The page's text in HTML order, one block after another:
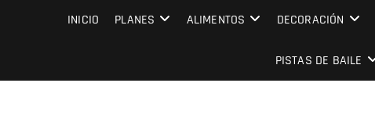
FOTOS GRUPO EMPRESARIAL EVENTO CAPITAL
INICIO PLANES ALIMENTOS DECORACIÓN
PISTAS DE BAILE